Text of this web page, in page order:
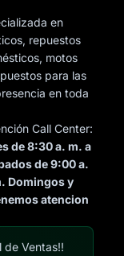
en
repuestos
motos
para las
en toda
Call Center:
de 8:30 a. m. a
de 9:00 a.
Domingos y
atencion
de Ventas!!